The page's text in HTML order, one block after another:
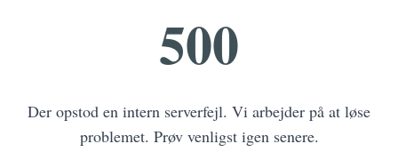
500
Der opstod en intern serverfejl. Vi arbejder på at løse
problemet. Prøv venligst igen senere.